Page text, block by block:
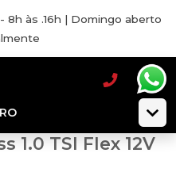
8h às .16h | Domingo aberto
1.0 TSI Flex 12V